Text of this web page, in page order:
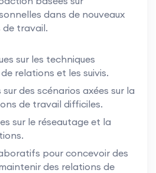
dans de nouveaux
de travail.
sur les techniques
relations et les suivis.
des scénarios axées sur la
de travail difficiles.
sur le réseautage et la
pour concevoir des
des relations de